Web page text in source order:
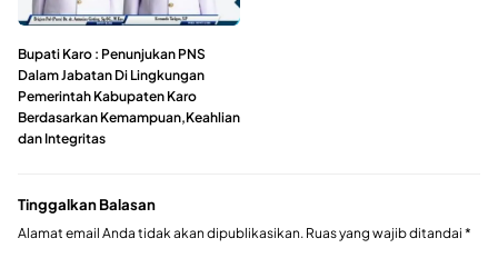
Bupati Karo : Penunjukan PNS
Dalam Jabatan Di Lingkungan
Pemerintah Kabupaten Karo
Berdasarkan Kemampuan,Keahlian
dan Integritas
Tinggalkan Balasan
Alamat email Anda tidak akan dipublikasikan. Ruas yang wajib ditandai *